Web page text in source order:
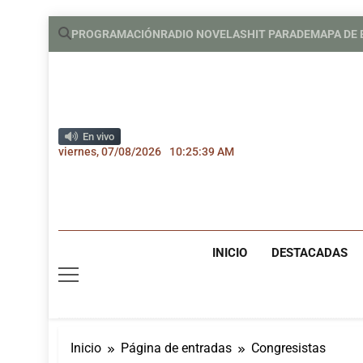
Saltar
PROGRAMACIÓNRADIO NOVELASHIT PARADEMAPA DE
En vivo
viernes, 07/08/2026 10:25:39 AM
INICIO DESTACADAS
Inicio Página de entradas Congresistas